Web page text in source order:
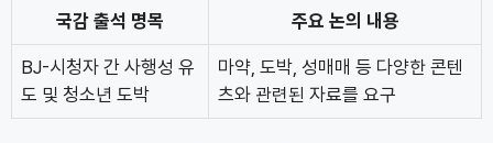
국감 출석 명목 주요 논의 내용
BJ-시청자 간 사행성 유
도 및 청소년 도박
마약, 도박, 성매매 등 다양한 콘텐
츠와 관련된 자료를 요구